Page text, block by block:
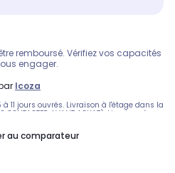
remboursé. Vérifiez vos capacités
engager.
Icoza
11 jours ouvrés. Livraison à l'étage dans la
AVANT ACHAT). Livraison à
livraison: - corse. Garantie 2 ans pièce
au comparateur